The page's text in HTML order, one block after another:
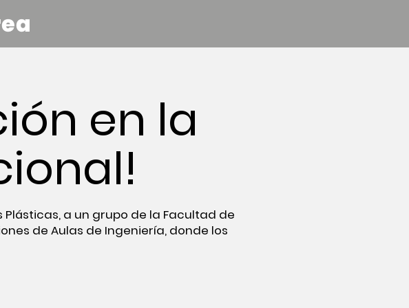
en la
Plásticas, a un grupo de la Facultad de
de Aulas de Ingeniería, donde los